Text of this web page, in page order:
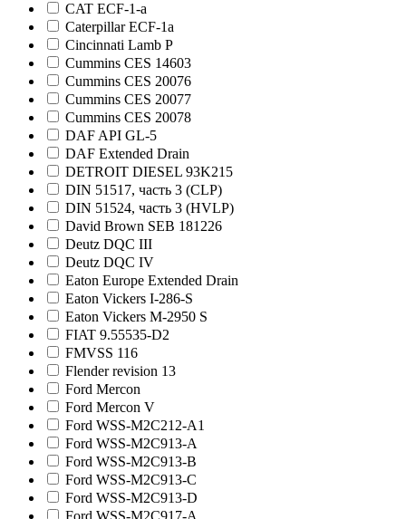
CAT ECF-1-а
Caterpillar ECF-1а
Cincinnati Lamb P
Cummins CES 14603
Cummins CES 20076
Cummins CES 20077
Cummins CES 20078
DAF API GL-5
DAF Extended Drain
DETROIT DIESEL 93K215
DIN 51517, часть 3 (CLP)
DIN 51524, часть 3 (HVLP)
David Brown SEB 181226
Deutz DQC III
Deutz DQC IV
Eaton Europe Extended Drain
Eaton Vickers I-286-S
Eaton Vickers M-2950 S
FIAT 9.55535-D2
FMVSS 116
Flender revision 13
Ford Mercon
Ford Mercon V
Ford WSS-M2C212-A1
Ford WSS-M2C913-A
Ford WSS-M2C913-B
Ford WSS-M2C913-C
Ford WSS-M2C913-D